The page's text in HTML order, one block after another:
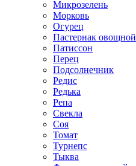
Микрозелень
Морковь
Огурец
Пастернак овощной
Патиссон
Перец
Подсолнечник
Редис
Редька
Репа
Свекла
Соя
Томат
Турнепс
Тыква